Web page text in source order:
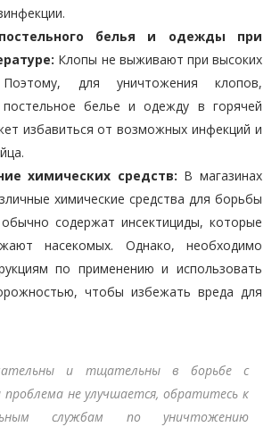
белья и одежды при
Клопы не выживают при высоких
Поэтому, для уничтожения клопов,
белье и одежду в горячей
избавиться от возможных инфекций и
химических средств: В магазинах
химические средства для борьбы
содержат инсектициды, которые
насекомых. Однако, необходимо
по применению и использовать
чтобы избежать вреда для
и тщательны в борьбе с
проблема не улучшается, обратитесь к
службам по уничтожению